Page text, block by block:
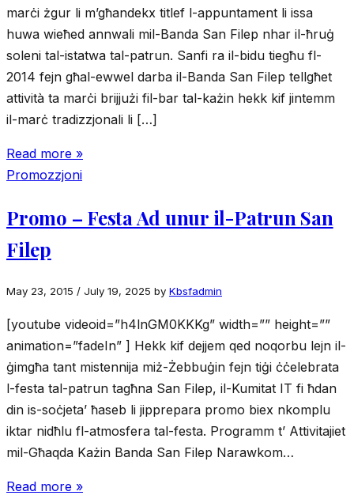
marċi żgur li m’għandekx titlef l-appuntament li issa
huwa wieħed annwali mil-Banda San Filep nhar il-ħruġ
soleni tal-istatwa tal-patrun. Sanfi ra il-bidu tiegħu fl-
2014 fejn għal-ewwel darba il-Banda San Filep tellgħet
attività ta marċi brijjużi fil-bar tal-każin hekk kif jintemm
il-marċ tradizzjonali li […]
Read more »
Promozzjoni
Promo – Festa Ad unur il-Patrun San
Filep
May 23, 2015 / July 19, 2025 by Kbsfadmin
[youtube videoid=”h4lnGM0KKKg” width=”” height=””
animation=”fadeIn” ] Hekk kif dejjem qed noqorbu lejn il-
ġimgħa tant mistennija miż-Żebbuġin fejn tiġi ċċelebrata
l-festa tal-patrun tagħna San Filep, il-Kumitat IT fi ħdan
din is-soċjeta’ ħaseb li jipprepara promo biex nkomplu
iktar nidħlu fl-atmosfera tal-festa. Programm t’ Attivitajiet
mil-Għaqda Każin Banda San Filep Narawkom…
Read more »